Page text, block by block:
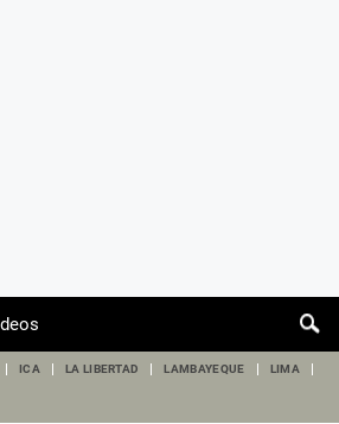
ICA LA LIBERTAD LAMBAYEQUE LIMA